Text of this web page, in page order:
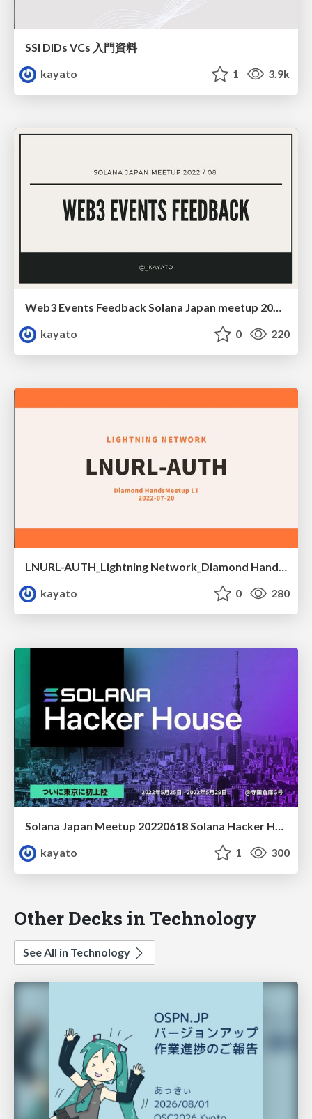
SSI DIDs VCs 入門資料
kayato
1 3.9k
kayato
0 220
LNURL-AUTH_Lightning Network_Diamond Handsミートアップ
kayato
0 280
Solana Japan Meetup 20220618 Solana Hacker House Tokyo Review
kayato
1 300
Other Decks in Technology
See All in Technology